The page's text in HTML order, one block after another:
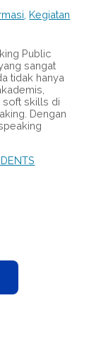
Kegiatan
Public
sangat
tidak hanya
soft skills di
Dengan